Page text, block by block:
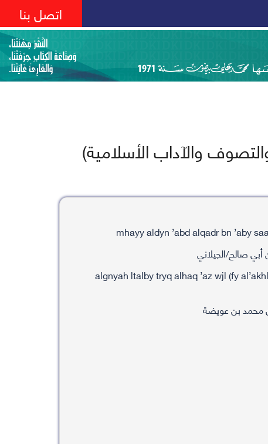
اتصل بنا
والآداب الأسلامية)
أبي صالح/الجيلاني
algnyah ltalby tryq alhaq ’az wjl (fy
محمد بن عويضة